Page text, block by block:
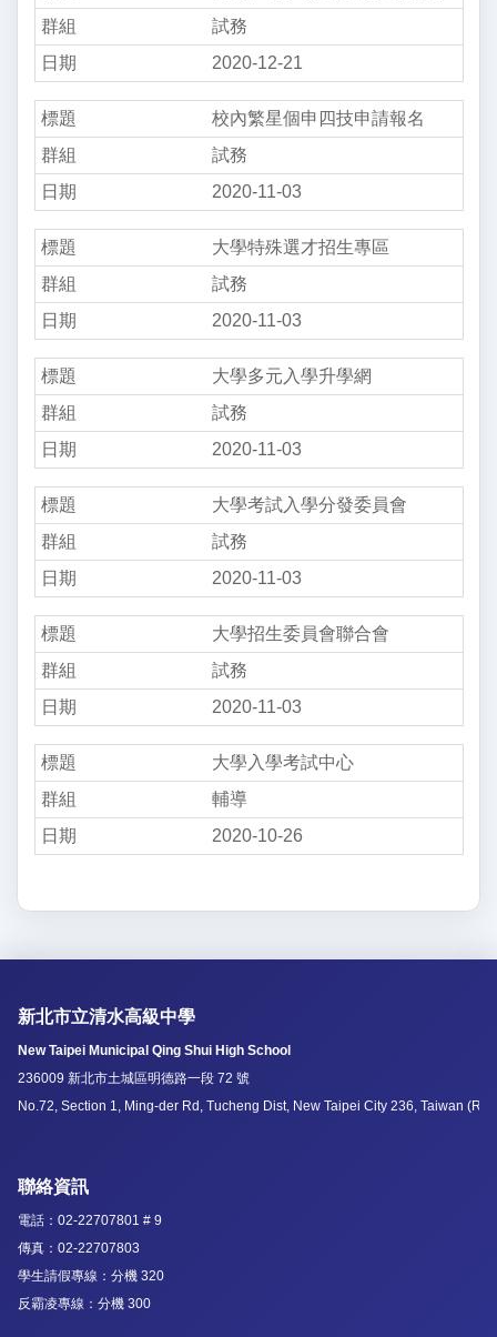
試務
2020-12-21
校內繁星個申四技申請報名
試務
2020-11-03
大學特殊選才招生專區
試務
2020-11-03
大學多元入學升學網
試務
2020-11-03
大學考試入學分發委員會
試務
2020-11-03
大學招生委員會聯合會
試務
2020-11-03
大學入學考試中心
輔導
2020-10-26
新北市立清水高級中學
New Taipei Municipal Qing Shui High School
236009 新北市土城區明德路一段 72 號
No.72, Section 1, Ming-der Rd, Tucheng Dist, New Taipei City 236, Taiwan
聯絡資訊
電話：02-22707801 # 9
傳真：02-22707803
學生請假專線：分機 320
反霸凌專線：分機 300